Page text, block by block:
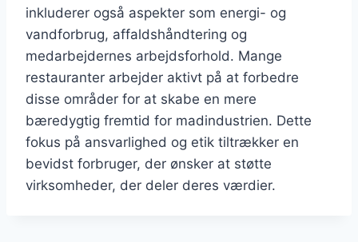
inkluderer også aspekter som energi- og
vandforbrug, affaldshåndtering og
medarbejdernes arbejdsforhold. Mange
restauranter arbejder aktivt på at forbedre
disse områder for at skabe en mere
bæredygtig fremtid for madindustrien. Dette
fokus på ansvarlighed og etik tiltrækker en
bevidst forbruger, der ønsker at støtte
virksomheder, der deler deres værdier.